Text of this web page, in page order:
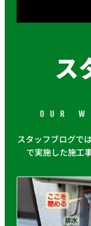
ス
OUR
スタッフブログで
で実施した施工